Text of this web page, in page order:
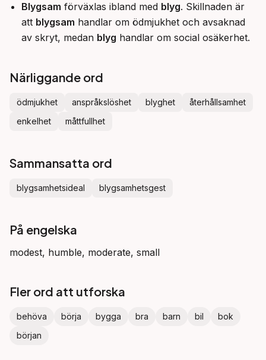
Blygsam förväxlas ibland med blyg. Skillnaden är
att blygsam handlar om ödmjukhet och avsaknad
av skryt, medan blyg handlar om social osäkerhet.
Närliggande ord
ödmjukhet anspråkslöshet blyghet
återhållsamhet
enkelhet
måttfullhet
Sammansatta ord
blygsamhetsideal blygsamhetsgest
På engelska
modest, humble, moderate, small
Fler ord att utforska
behöva börja bygga bra barn bil
bok
början